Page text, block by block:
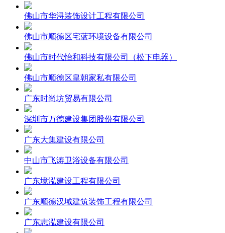
佛山市华浔装饰设计工程有限公司
佛山市顺德区宅蓝环境设备有限公司
佛山市时代怡和科技有限公司（松下电器）
佛山市顺德区皇朝家私有限公司
广东时尚坊贸易有限公司
深圳市万德建设集团股份有限公司
广东大集建设有限公司
中山市飞涛卫浴设备有限公司
广东境泓建设工程有限公司
广东顺德汉域建筑装饰工程有限公司
广东志泓建设有限公司